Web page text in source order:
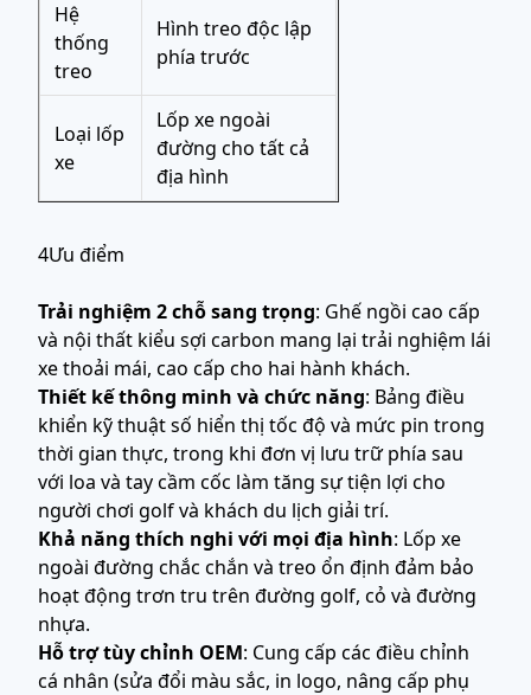
Hệ
thống
treo
Hình treo độc lập
phía trước
Loại lốp
xe
Lốp xe ngoài
đường cho tất cả
địa hình
4Ưu điểm
Trải nghiệm 2 chỗ sang trọng: Ghế ngồi cao cấp
và nội thất kiểu sợi carbon mang lại trải nghiệm lái
xe thoải mái, cao cấp cho hai hành khách.
Thiết kế thông minh và chức năng: Bảng điều
khiển kỹ thuật số hiển thị tốc độ và mức pin trong
thời gian thực, trong khi đơn vị lưu trữ phía sau
với loa và tay cầm cốc làm tăng sự tiện lợi cho
người chơi golf và khách du lịch giải trí.
Khả năng thích nghi với mọi địa hình: Lốp xe
ngoài đường chắc chắn và treo ổn định đảm bảo
hoạt động trơn tru trên đường golf, cỏ và đường
nhựa.
Hỗ trợ tùy chỉnh OEM: Cung cấp các điều chỉnh
cá nhân (sửa đổi màu sắc, in logo, nâng cấp phụ